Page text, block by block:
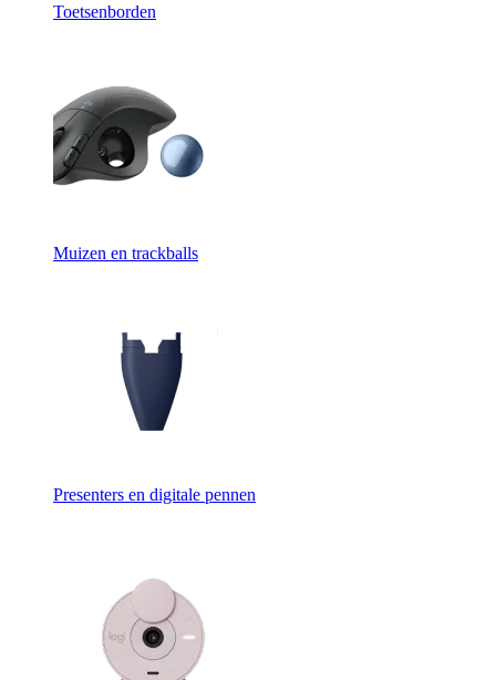
Toetsenborden
Muizen en trackballs
Presenters en digitale pennen